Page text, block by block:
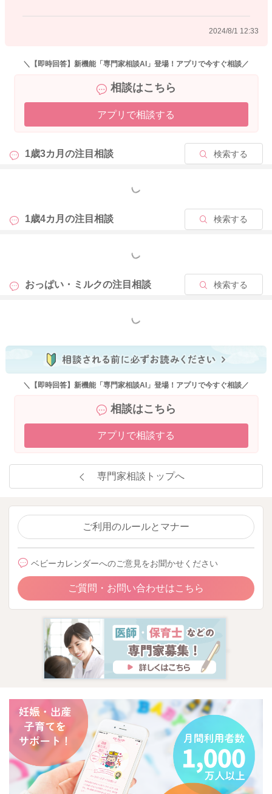
supernova.さんとお子さんとの授乳になりますので、お二人の
良かったら参考になさってみてください。
どうぞよろしくお願いします。
2024/8/1 12:33
＼【即時回答】新機能「専門家相談AI」登場！アプリで今すぐ相談／
相談はこちら
アプリで相談する
1歳3カ月の注目相談 検索する
もっと見る
1歳4カ月の注目相談 検索する
もっと見る
おっぱい・ミルクの注目相談 検索する
もっと見る
＼【即時回答】新機能「専門家相談AI」登場！アプリで今すぐ相談／
相談はこちら
アプリで相談する
専門家相談トップへ
ご利用のルールとマナー
ベビーカレンダーへのご意見をお聞かせください
ご質問・お問い合わせはこちら